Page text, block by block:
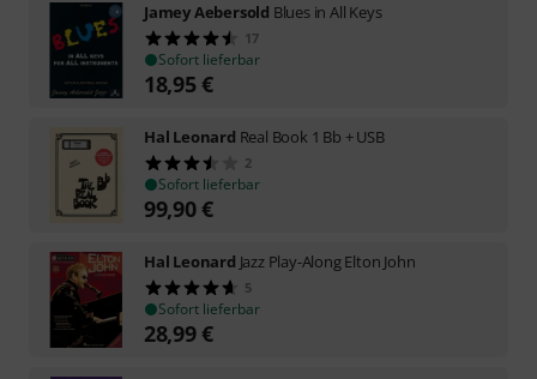
Jamey Aebersold Blues in All Keys
17
Sofort lieferbar
18,95€
Hal Leonard Real Book 1 Bb + USB
2
Sofort lieferbar
99,90€
Hal Leonard Jazz Play-Along Elton John
5
Sofort lieferbar
28,99€